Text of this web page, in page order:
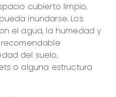
cubierto limpio,
inundarse. Los
el agua, la humedad y
del suelo,
o alguna estructura